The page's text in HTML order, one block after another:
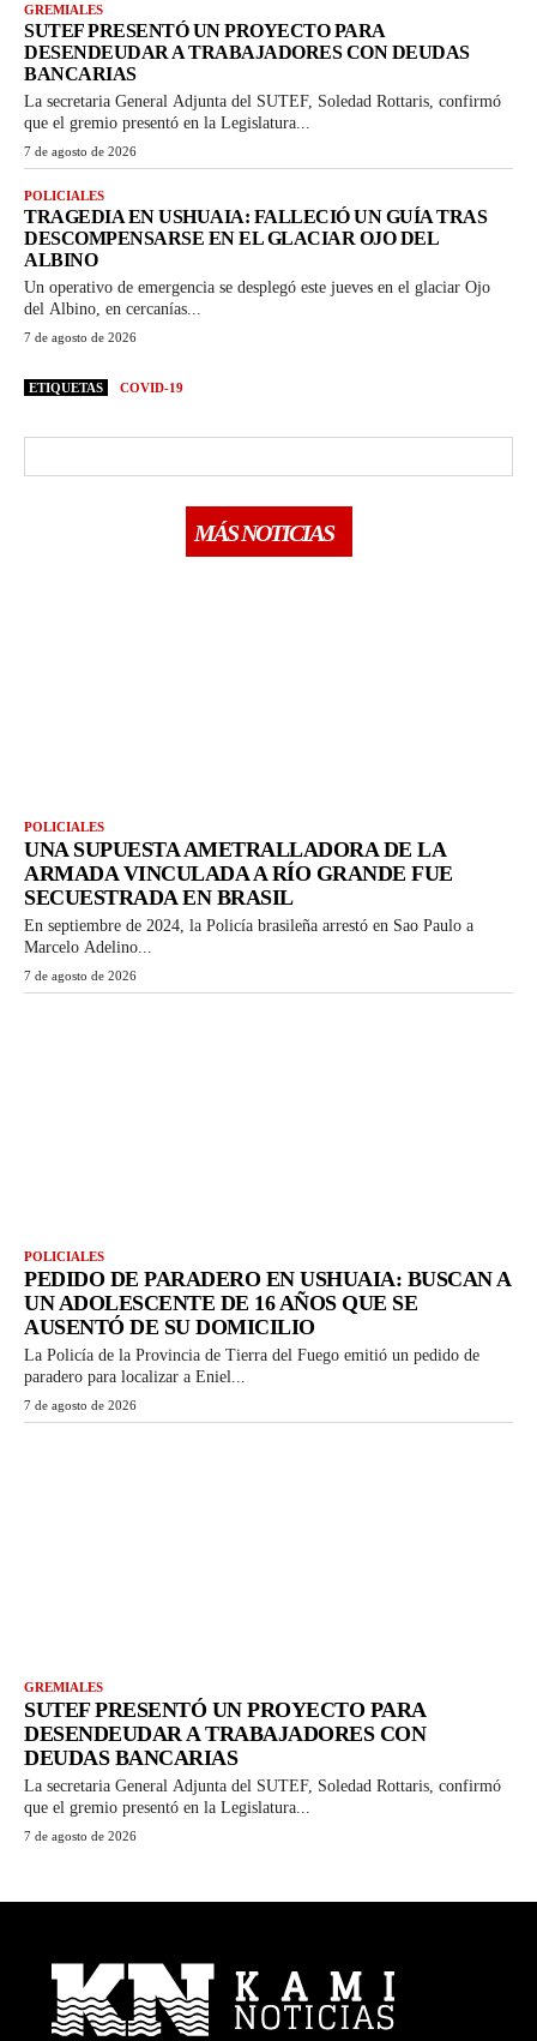
GREMIALES
SUTEF PRESENTÓ UN PROYECTO PARA
DESENDEUDAR A TRABAJADORES CON DEUDAS
BANCARIAS
La secretaria General Adjunta del SUTEF, Soledad Rottaris, confirmó
que el gremio presentó en la Legislatura...
7 de agosto de 2026
POLICIALES
TRAGEDIA EN USHUAIA: FALLECIÓ UN GUÍA TRAS
DESCOMPENSARSE EN EL GLACIAR OJO DEL
ALBINO
Un operativo de emergencia se desplegó este jueves en el glaciar Ojo
del Albino, en cercanías...
7 de agosto de 2026
ETIQUETAS COVID-19
MÁS NOTICIAS
POLICIALES
UNA SUPUESTA AMETRALLADORA DE LA
ARMADA VINCULADA A RÍO GRANDE FUE
SECUESTRADA EN BRASIL
En septiembre de 2024, la Policía brasileña arrestó en Sao Paulo a
Marcelo Adelino...
7 de agosto de 2026
POLICIALES
PEDIDO DE PARADERO EN USHUAIA: BUSCAN A
UN ADOLESCENTE DE 16 AÑOS QUE SE
AUSENTÓ DE SU DOMICILIO
La Policía de la Provincia de Tierra del Fuego emitió un pedido de
paradero para localizar a Eniel...
7 de agosto de 2026
GREMIALES
SUTEF PRESENTÓ UN PROYECTO PARA
DESENDEUDAR A TRABAJADORES CON
DEUDAS BANCARIAS
La secretaria General Adjunta del SUTEF, Soledad Rottaris, confirmó
que el gremio presentó en la Legislatura...
7 de agosto de 2026